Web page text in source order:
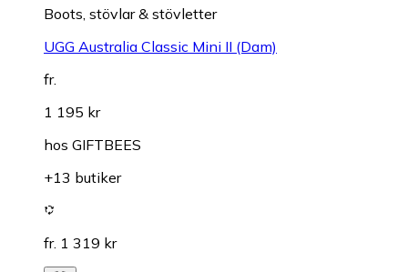
Boots, stövlar & stövletter
UGG Australia Classic Mini II (Dam)
fr.
1 195 kr
hos GIFTBEES
+13 butiker
fr. 1 319 kr